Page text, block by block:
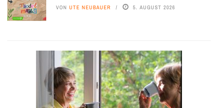
VON UTE NEUBAUER 5. AUGUST 2026